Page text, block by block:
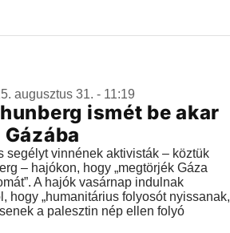
augusztus 31. - 11:19
ismét be akar
segélyt vinnének aktivisták – köztük
– hajókon, hogy „megtörjék Gáza
A hajók vasárnap indulnak
hogy „humanitárius folyosót nyissanak,
a palesztin nép ellen folyó